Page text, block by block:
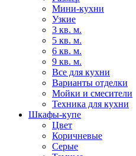
Мини-кухни
Узкие
3 кв. м.
5 кв. м.
6 кв. м.
9 кв. м.
Все для кухни
Варианты отделки
Мойки и смесители
Техника для кухни
Шкафы-купе
Цвет
Коричневые
Серые